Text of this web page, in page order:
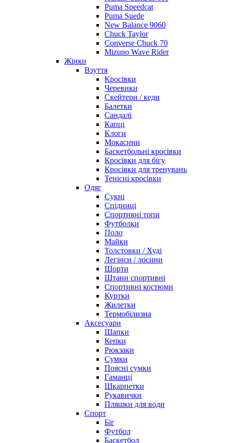
Puma Speedcat
Puma Suede
New Balance 9060
Chuck Taylor
Converse Chuck 70
Mizuno Wave Rider
Жінки
Взуття
Кросівки
Черевики
Скейтери / кеди
Балетки
Сандалі
Капці
Клоги
Мокасини
Баскетбольні кросівки
Кросівки для бігу
Кросівки для тренувань
Тенісні кросівки
Одяг
Сукні
Спідниці
Спортивні топи
Футболки
Поло
Майки
Толстовки / Худі
Легінси / лосини
Шорти
Штани спортивні
Спортивні костюми
Куртки
Жилетки
Термобілизна
Аксесуари
Шапки
Кепки
Рюкзаки
Сумки
Поясні сумки
Гаманці
Шкарпетки
Рукавички
Пляшки для води
Спорт
Біг
Футбол
Баскетбол